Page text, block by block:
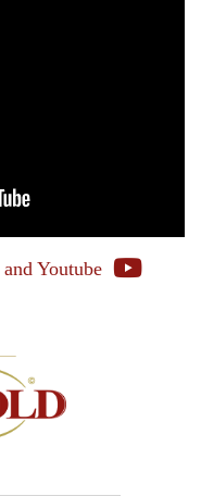
and Youtube